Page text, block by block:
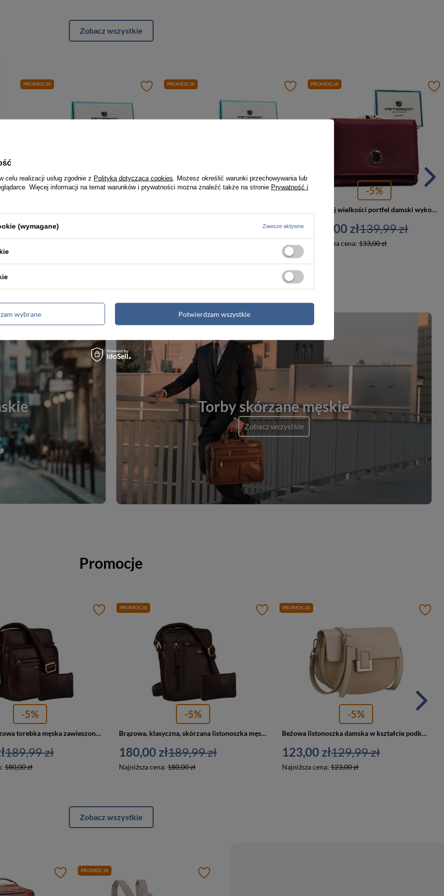
Zobacz wszystkie
PROMOCJA
-5%
133,00 zł
PROMOCJA
-5%
129,99 zł
PROMOCJA
-5%
Średniej wielkości portfel damski wykonany ze skóry naturalnej i ekologicznej w fioletowym kolorze - Peterson
133,00 zł
Najniższa cena:133,00 zł
139,99 zł
Torby skórzane męskie
Zobacz wszystkie
Promocje
-5%
Skórzana, brązowa torebka męska zawieszona na pasku. W zestawie saszetka na klucze - Peterson
180,00 zł
189,99 zł
PROMOCJA
-5%
Brązowa, klasyczna, skórzana listonoszka męska z kieszonkami i etui - Peterson
180,00 zł
Najniższa cena: 180,00 zł
189,99 zł
PROMOCJA
-5%
Beżowa listonoszka damska w kształcie podkówki zamykana klipsem magnetycznym - Peterson
123,00 zł
Najniższa cena: 123,00 zł
129,99 zł
Zobacz wszystkie
PROMOCJA
celu realizacji usług zgodnie z Polityką dotyczącą cookies . Możesz określić warunki przechowywania lub
Więcej informacji na temat warunków i prywatności można znaleźć także na stronie Prywatność i
(wymagane) Zawsze aktywne
wybrane Potwierdzam wszystkie